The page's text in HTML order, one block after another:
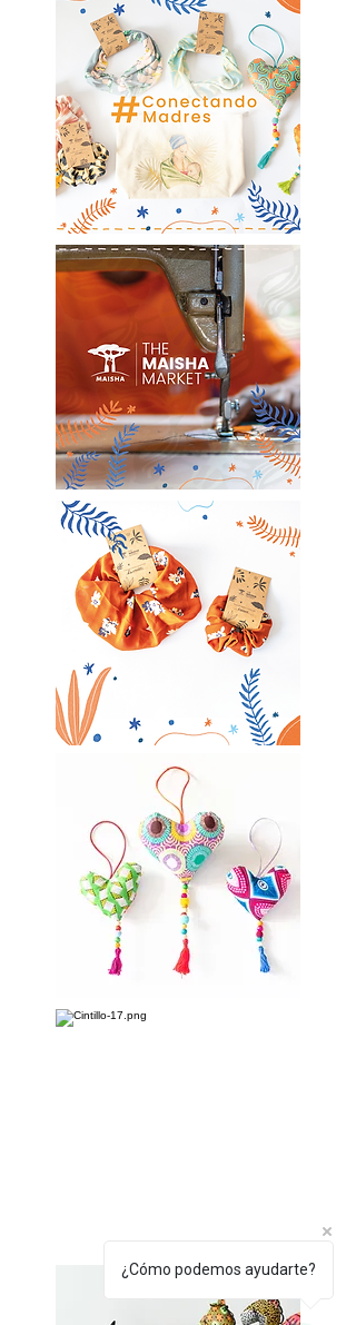
¿Cómo podemos ayudarte?